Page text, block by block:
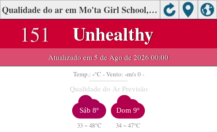
Qualidade do ar em Mo'ta Girl School, Liwa Oasis
151 Unhealthy
Atualizado em 5 de Ago de 2026 00:00
Temp.: -°C - Vento: -m/s 0 -
Qualidade do Ar Previsão
Sáb 8º
33 ~ 48°C
Dom 9º
34 ~ 47°C